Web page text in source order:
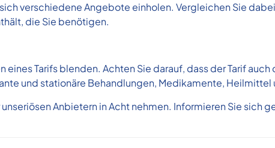
verschiedene Angebote einholen. Vergleichen Sie
die Sie benötigen.
eines Tarifs blenden. Achten Sie darauf, dass der Tarif
und stationäre Behandlungen, Medikamente, Heilmittel
Anbietern in Acht nehmen. Informieren Sie sich